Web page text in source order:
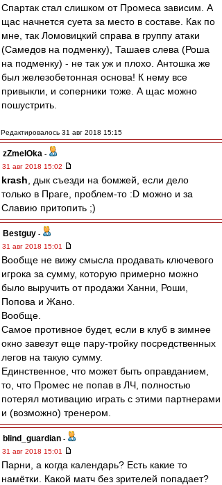
Спартак стал слишком от Промеса зависим. А
щас начнется суета за место в составе. Как по
мне, так Ломовицкий справа в группу атаки
(Самедов на подменку), Ташаев слева (Роша
на подменку) - не так уж и плохо. Антошка же
был железобетонная основа! К нему все
привыкли, и соперники тоже. А щас можно
пошустрить.
Редактировалось 31 авг 2018 15:15
zZmeIOka -
31 авг 2018 15:02
krash , дык съезди на бомжей, если дело
только в Праге, проблем-то :D можно и за
Славию притопить ;)
Bestguy -
31 авг 2018 15:01
Вообще не вижу смысла продавать ключевого
игрока за сумму, которую примерно можно
было выручить от продажи Ханни, Роши,
Попова и Жано.
Вообще.
Самое противное будет, если в клуб в зимнее
окно завезут еще пару-тройку посредственных
легов на такую сумму.
Единственное, что может быть оправданием,
то, что Промес не попав в ЛЧ, полностью
потерял мотивацию играть с этими партнерами
и (возможно) тренером.
blind_guardian -
31 авг 2018 15:01
Парни, а когда календарь? Есть какие то
намётки. Какой матч без зрителей попадает?